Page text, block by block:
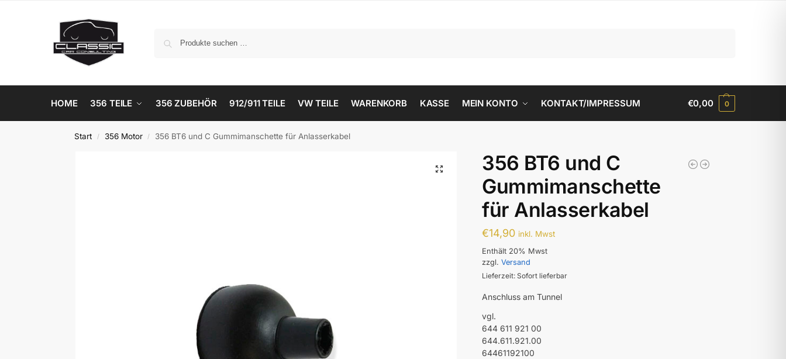
HOME 356 TEILE 356 ZUBEHÖR 912/911 TEILE VW TEILE WARENKORB KASSE MEIN KONTO KONTAKT/IMPRESSUM €0,00 0
Start / 356 Motor / 356 BT6 und C Gummimanschette für Anlasserkabel
356 BT6 und C
Gummimanschette
für Anlasserkabel
€14,90 inkl. Mwst
Enthält 20% Mwst
zzgl.Versand
Lieferzeit: Sofort lieferbar
Anschluss am Tunnel
vgl.
644 611 921 00
644.611.921.00
64461192100